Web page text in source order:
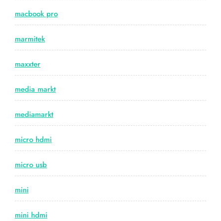
macbook pro
marmitek
maxxter
media markt
mediamarkt
micro hdmi
micro usb
mini
mini hdmi